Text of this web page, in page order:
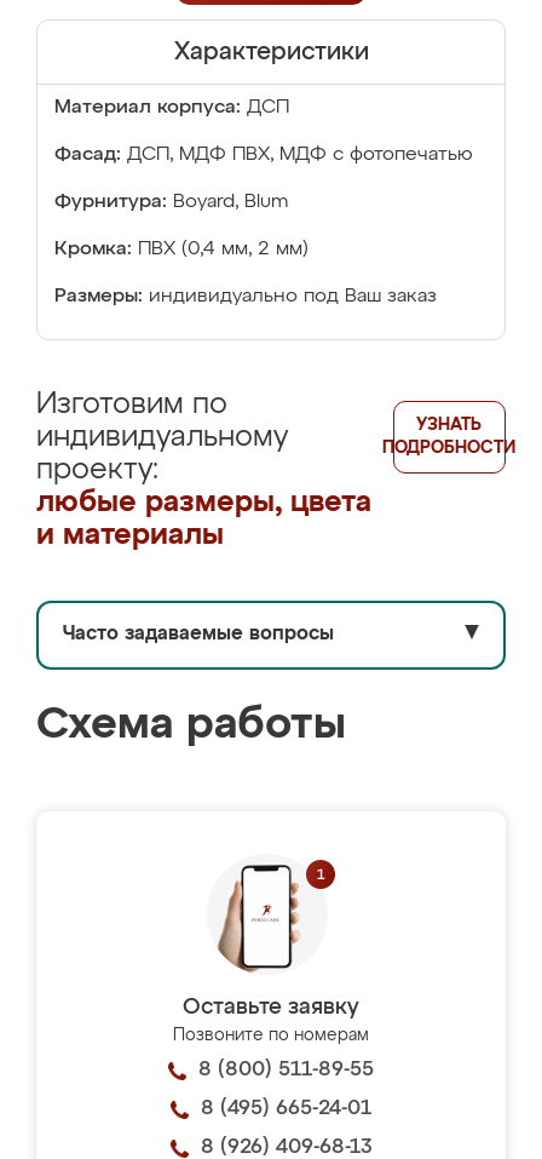
Характеристики
Материал корпуса: ДСП
Фасад: ДСП, МДФ ПВХ, МДФ с фотопечатью
Фурнитура: Boyard, Blum
Кромка: ПВХ (0,4 мм, 2 мм)
Размеры: индивидуально под Ваш заказ
Изготовим по
индивидуальному
проекту:
любые размеры, цвета
и материалы
УЗНАТЬ
ПОДРОБНОСТИ
Часто задаваемые вопросы ▼
Схема работы
Оставьте заявку
Позвоните по номерам
8 (800) 511-89-55
8 (495) 665-24-01
8 (926) 409-68-13